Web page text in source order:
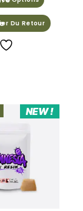
Du Retour
NEW !